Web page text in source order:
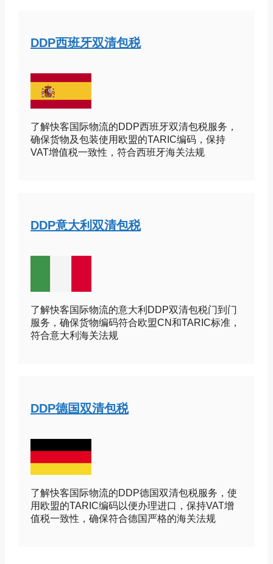
DDP西班牙双清包税
了解快客国际物流的DDP西班牙双清包税服务，
确保货物及包装使用欧盟的TARIC编码，保持
VAT增值税一致性，符合西班牙海关法规
DDP意大利双清包税
了解快客国际物流的意大利DDP双清包税门到门
服务，确保货物编码符合欧盟CN和TARIC标准，
符合意大利海关法规
DDP德国双清包税
了解快客国际物流的DDP德国双清包税服务，使
用欧盟的TARIC编码以便办理进口，保持VAT增
值税一致性，确保符合德国严格的海关法规